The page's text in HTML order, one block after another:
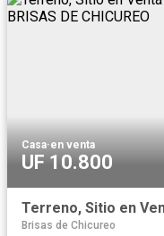
Casa·en venta
UF 10.800
Brisas de Chicureo